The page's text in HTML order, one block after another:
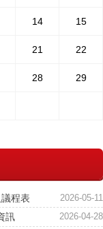
14 15
21 22
28 29
程表 2026-05-11
訊 2026-04-28